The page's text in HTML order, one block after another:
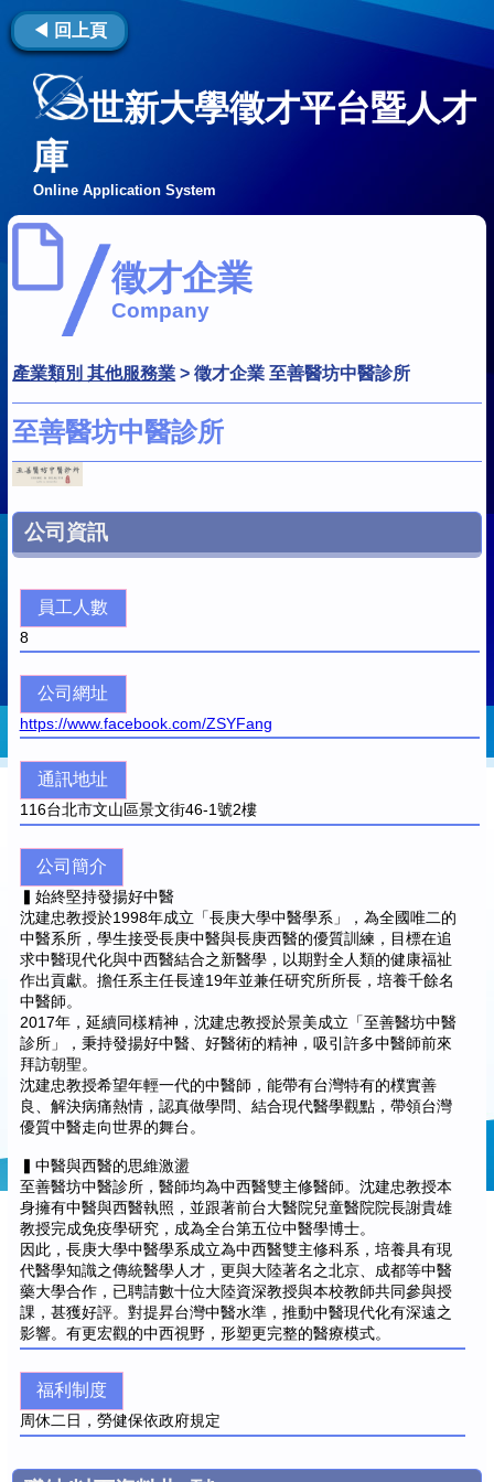
◀ 回上頁
世新大學徵才平台暨人才
庫
Online Application System
徵才企業
Company
產業類別 其他服務業 >徵才企業 至善醫坊中醫診所
至善醫坊中醫診所
公司資訊
員工人數
8
公司網址
https://www.facebook.com/ZSYFang
通訊地址
116台北市文山區景文街46-1號2樓
公司簡介
▍始終堅持發揚好中醫
沈建忠教授於1998年成立「長庚大學中醫學系」，為全國唯二的
中醫系所，學生接受長庚中醫與長庚西醫的優質訓練，目標在追
求中醫現代化與中西醫結合之新醫學，以期對全人類的健康福祉
作出貢獻。擔任系主任長達19年並兼任研究所所長，培養千餘名
中醫師。
2017年，延續同樣精神，沈建忠教授於景美成立「至善醫坊中醫
診所」，秉持發揚好中醫、好醫術的精神，吸引許多中醫師前來
拜訪朝聖。
沈建忠教授希望年輕一代的中醫師，能帶有台灣特有的樸實善
良、解決病痛熱情，認真做學問、結合現代醫學觀點，帶領台灣
優質中醫走向世界的舞台。
▍中醫與西醫的思維激盪
至善醫坊中醫診所，醫師均為中西醫雙主修醫師。沈建忠教授本
身擁有中醫與西醫執照，並跟著前台大醫院兒童醫院院長謝貴雄
教授完成免疫學研究，成為全台第五位中醫學博士。
因此，長庚大學中醫學系成立為中西醫雙主修科系，培養具有現
代醫學知識之傳統醫學人才，更與大陸著名之北京、成都等中醫
藥大學合作，已聘請數十位大陸資深教授與本校教師共同參與授
課，甚獲好評。對提昇台灣中醫水準，推動中醫現代化有深遠之
影響。有更宏觀的中西視野，形塑更完整的醫療模式。
福利制度
周休二日，勞健保依政府規定